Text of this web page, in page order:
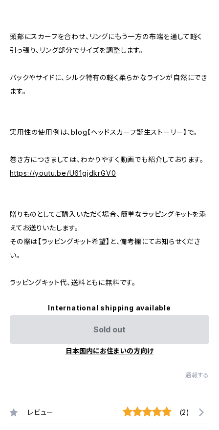
頭部にスカーフを合わせ、リングにもう一方の布端を通して軽く
引っ張り、リング部分でサイズを調整します。
バックやサイドに、シルク特有の軽く柔らかなラインが自然にでき
ます。
実用性の使用例は、blog【ヘッドスカーフ誕生ストーリー】で。
巻き方につきましては、わかりやすく動画でも紹介しております。
https://youtu.be/U61gjdkrGV0
贈りものとしてご購入いただく場合、簡単なラッピングキットを添
えてお送りいたします。
その際は【ラッピングキット希望】と、備考欄にてお知らせくださ
い。
ラッピングキット代、送料ともに無料です。
International shipping available
Sold out
日本国内にお住まいの方向け
通報する
レビュー (2)